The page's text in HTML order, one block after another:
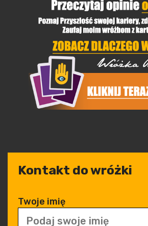
Kontakt do wróżki
Twoje imię